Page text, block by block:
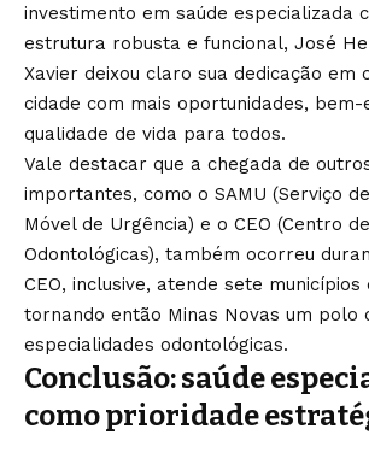
investimento em saúde especializada
estrutura robusta e funcional, José
Xavier deixou claro sua dedicação em
cidade com mais oportunidades, bem-
qualidade de vida para todos.
Vale destacar que a chegada de
importantes, como o SAMU (Serviço
Móvel de Urgência) e o CEO (Centro
Odontológicas), também ocorreu
CEO, inclusive, atende sete municípios
tornando então Minas Novas um polo
especialidades odontológicas.
Conclusão: saúde
como prioridade